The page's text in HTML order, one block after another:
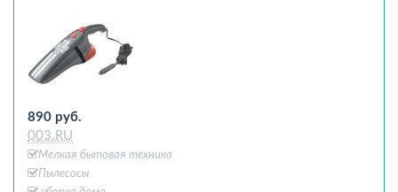
890 руб.
003.RU
Мелкая бытовая техника
Пылесосы